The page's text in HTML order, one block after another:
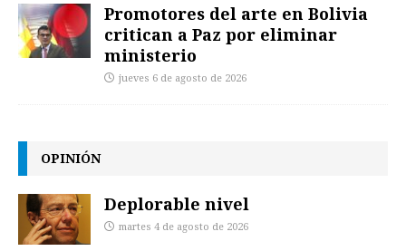
Promotores del arte en Bolivia
critican a Paz por eliminar
ministerio
jueves 6 de agosto de 2026
OPINIÓN
Deplorable nivel
martes 4 de agosto de 2026